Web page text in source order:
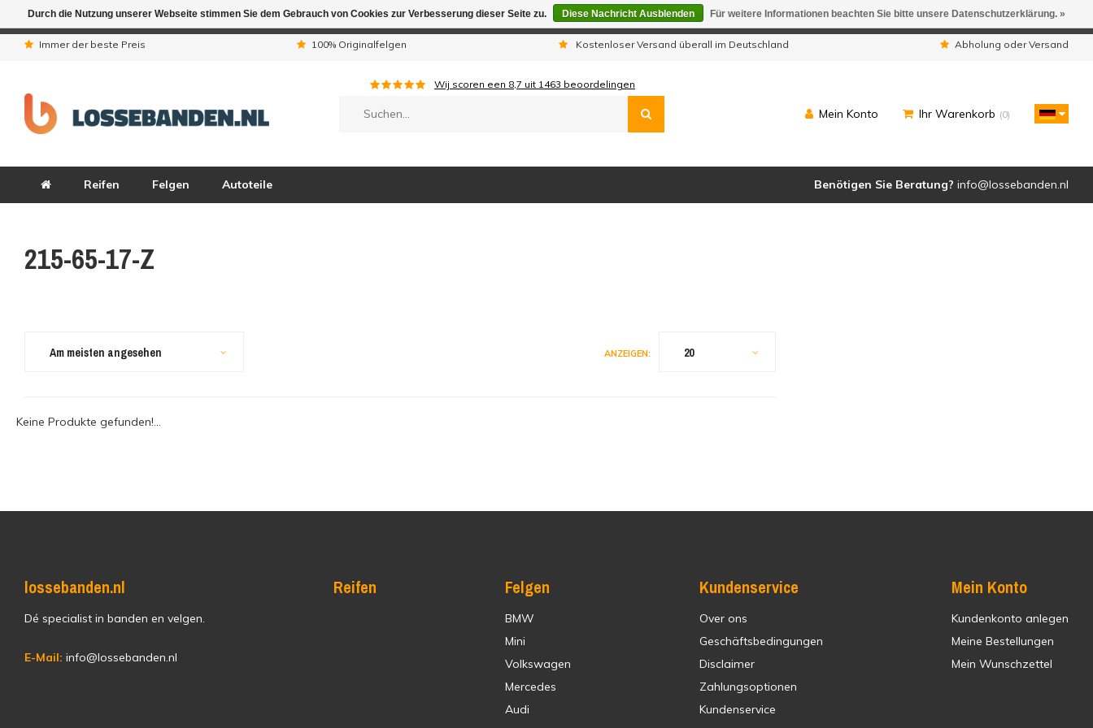
Immer der beste Preis 100% Originalfelgen Kostenloser Versand überall im Deutschland Abholung oder Versand
Wij scoren een 8,7 uit 1463 beoordelingen
Mein Konto Ihr Warenkorb (0)
Reifen Felgen Autoteile Benötigen Sie Beratung? info@lossebanden.nl
215-65-17-Z
Am meisten angesehen ANZEIGEN: 20
Keine Produkte gefunden!...
lossebanden.nl
Dé specialist in banden en velgen.
E-Mail: info@lossebanden.nl
Reifen Felgen
BMW
Mini
Volkswagen
Mercedes
Audi
Kundenservice
Over ons
Geschäftsbedingungen
Disclaimer
Zahlungsoptionen
Kundenservice
Mein Konto
Kundenkonto anlegen
Meine Bestellungen
Mein Wunschzettel
Durch die Nutzung unserer Webseite stimmen Sie dem Gebrauch von Cookies zur Verbesserung dieser Seite zu. Diese Nachricht Ausblenden Für weitere Informationen beachten Sie bitte unsere Datenschutzerklärung. »
Aufgrund der Ferientagen sind wir telefonisch nicht erreichbar. Aufgegebene Bestellungen werden geliefert.